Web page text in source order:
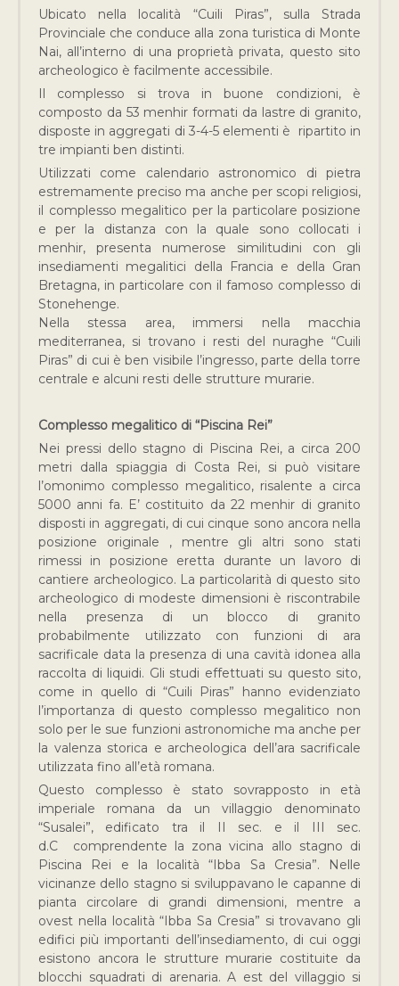
Ubicato nella località “Cuili Piras”, sulla Strada
Provinciale che conduce alla zona turistica di Monte
Nai, all’interno di una proprietà privata, questo sito
archeologico è facilmente accessibile.
Il complesso si trova in buone condizioni, è
composto da 53 menhir formati da lastre di granito,
disposte in aggregati di 3-4-5 elementi è ripartito in
tre impianti ben distinti.
Utilizzati come calendario astronomico di pietra
estremamente preciso ma anche per scopi religiosi,
il complesso megalitico per la particolare posizione
e per la distanza con la quale sono collocati i
menhir, presenta numerose similitudini con gli
insediamenti megalitici della Francia e della Gran
Bretagna, in particolare con il famoso complesso di
Stonehenge.
Nella stessa area, immersi nella macchia
mediterranea, si trovano i resti del nuraghe “Cuili
Piras” di cui è ben visibile l’ingresso, parte della torre
centrale e alcuni resti delle strutture murarie.
Complesso megalitico di “Piscina Rei”
Nei pressi dello stagno di Piscina Rei, a circa 200
metri dalla spiaggia di Costa Rei, si può visitare
l’omonimo complesso megalitico, risalente a circa
5000 anni fa. E’ costituito da 22 menhir di granito
disposti in aggregati, di cui cinque sono ancora nella
posizione originale , mentre gli altri sono stati
rimessi in posizione eretta durante un lavoro di
cantiere archeologico. La particolarità di questo sito
archeologico di modeste dimensioni è riscontrabile
nella presenza di un blocco di granito
probabilmente utilizzato con funzioni di ara
sacrificale data la presenza di una cavità idonea alla
raccolta di liquidi. Gli studi effettuati su questo sito,
come in quello di “Cuili Piras” hanno evidenziato
l’importanza di questo complesso megalitico non
solo per le sue funzioni astronomiche ma anche per
la valenza storica e archeologica dell’ara sacrificale
utilizzata fino all’età romana.
Questo complesso è stato sovrapposto in età
imperiale romana da un villaggio denominato
“Susalei”, edificato tra il II sec. e il III sec.
d.C comprendente la zona vicina allo stagno di
Piscina Rei e la località “Ibba Sa Cresia”. Nelle
vicinanze dello stagno si sviluppavano le capanne di
pianta circolare di grandi dimensioni, mentre a
ovest nella località “Ibba Sa Cresia” si trovavano gli
edifici più importanti dell’insediamento, di cui oggi
esistono ancora le strutture murarie costituite da
blocchi squadrati di arenaria. A est del villaggio si